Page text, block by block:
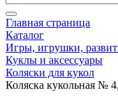
Главная страница
Каталог
Игры, игрушки,
Куклы и аксессуары
Коляски для кукол
Коляска кукольная №